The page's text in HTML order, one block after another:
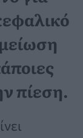
πίεση.